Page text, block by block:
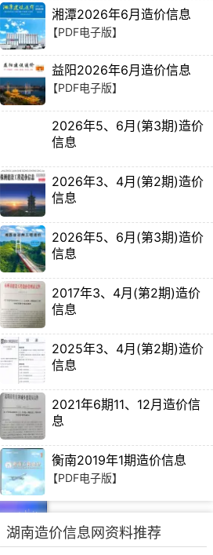
郴州市工程造价信息PDF电子版
信息与郴州市造价管理站官方发
。
版可为 郴州工程造价招标投标
建设施工图预算
审计
等提供建筑材料价格编制决
：郴州，对应时间为：2026年4
据工程双方签订合同为准)。
年4月造价信息下载
三明2026年5月造价信息
造价信息推荐
湘潭2026年6月造价信息
【PDF电子版】
益阳2026年6月造价信息
【PDF电子版】
2026年5、6月(第3期)造价
信息
2026年3、4月(第2期)造价
信息
2026年5、6月(第3期)造价
信息
2017年3、4月(第2期)造价
信息
2025年3、4月(第2期)造价
信息
2021年6期11、12月造价信
息
衡南2019年1期造价信息
【PDF电子版】
湖南造价信息网资料推荐